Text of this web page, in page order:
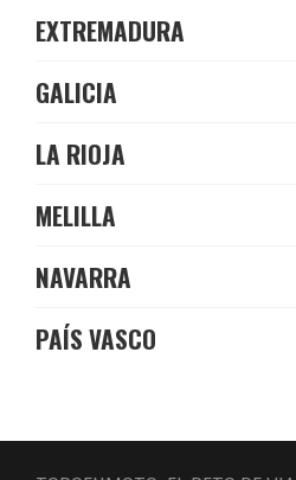
EXTREMADURA
GALICIA
LA RIOJA
MELILLA
NAVARRA
PAÍS VASCO